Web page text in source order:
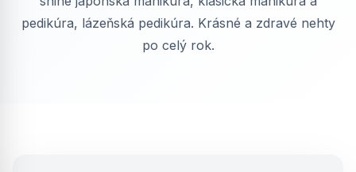
pedikúra, lázeňská pedikúra. Krásné a zdravé nehty
po celý rok.